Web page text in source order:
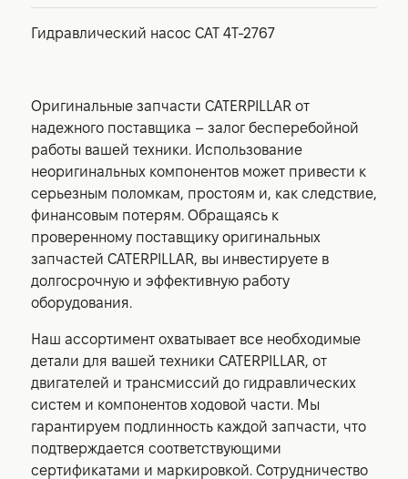
Гидравлический насос CAT 4T-2767
Оригинальные запчасти CATERPILLAR от
надежного поставщика – залог бесперебойной
работы вашей техники. Использование
неоригинальных компонентов может привести к
серьезным поломкам, простоям и, как следствие,
финансовым потерям. Обращаясь к
проверенному поставщику оригинальных
запчастей CATERPILLAR, вы инвестируете в
долгосрочную и эффективную работу
оборудования.
Наш ассортимент охватывает все необходимые
детали для вашей техники CATERPILLAR, от
двигателей и трансмиссий до гидравлических
систем и компонентов ходовой части. Мы
гарантируем подлинность каждой запчасти, что
подтверждается соответствующими
сертификатами и маркировкой. Сотрудничество